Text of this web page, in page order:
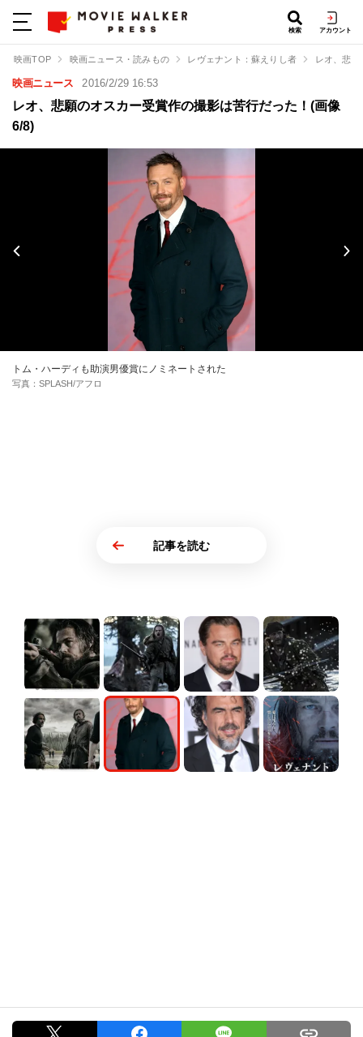
検索 アカウント
映画TOP 映画ニュース・読みもの レヴェナント：蘇えりし者 レオ、悲
映画ニュース 2016/2/29 16:53
レオ、悲願のオスカー受賞作の撮影は苦行だった！(画像
6/8)
トム・ハーディも助演男優賞にノミネートされた
写真：SPLASH/アフロ
記事を読む